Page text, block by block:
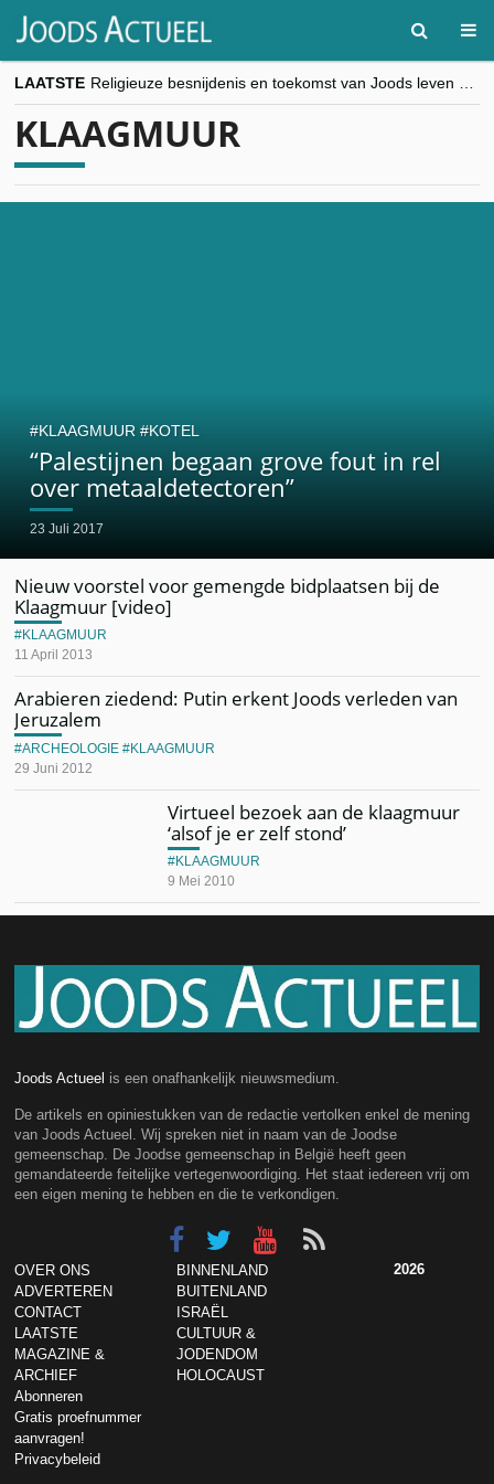
LAATSTE
“Besnijdenisdebat toont hoe moeilijk seculiere Westen minderheden begrijpt”, Jinnih Beels (Vooruit)
KLAAGMUUR
“Palestijnen begaan grove fout in rel
over metaaldetectoren”
23 Juli 2017
KLAAGMUUR KOTEL
Nieuw voorstel voor gemengde bidplaatsen bij de
Klaagmuur [video]
11 April 2013
KLAAGMUUR
Arabieren ziedend: Putin erkent Joods verleden van
Jeruzalem
29 Juni 2012
ARCHEOLOGIE KLAAGMUUR
Virtueel bezoek aan de klaagmuur
‘alsof je er zelf stond’
9 Mei 2010
KLAAGMUUR
Joods Actueel is een onafhankelijk nieuwsmedium.
De artikels en opiniestukken van de redactie vertolken enkel de mening
van Joods Actueel. Wij spreken niet in naam van de Joodse
gemeenschap. De Joodse gemeenschap in België heeft geen
gemandateerde feitelijke vertegenwoordiging. Het staat iedereen vrij om
een eigen mening te hebben en die te verkondigen.
OVER ONS
ADVERTEREN
CONTACT
LAATSTE
MAGAZINE &
ARCHIEF
Abonneren
Gratis proefnummer
aanvragen!
Privacybeleid
BINNENLAND
BUITENLAND
ISRAËL
CULTUUR &
JODENDOM
HOLOCAUST
2026